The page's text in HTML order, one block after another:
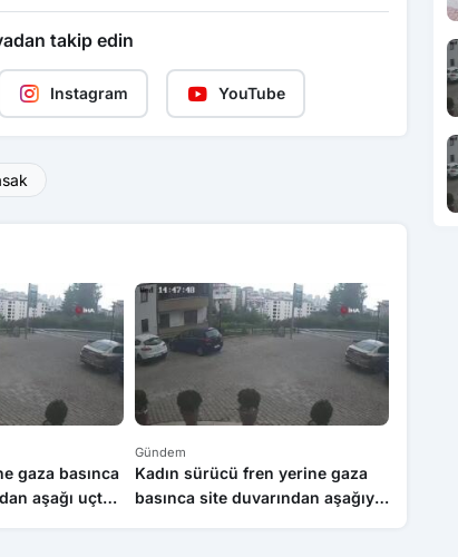
takip edin
Instagram YouTube
gaza basınca
aşağı uçtu:
Gündem
Kadın sürücü fren yerine gaza
basınca site duvarından aşağıya